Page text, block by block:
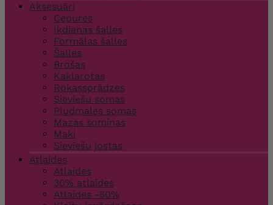
Aksesuāri
Cepures
Ikdienas šalles
Formālas šalles
Šalles
Brošas
Kaklarotas
Rokassprādzes
Sieviešu somas
Pludmales somas
Mazas somiņas
Maki
Sieviešu jostas
Atlaides
Atlaides
30% atlaides
Atlaides -50%